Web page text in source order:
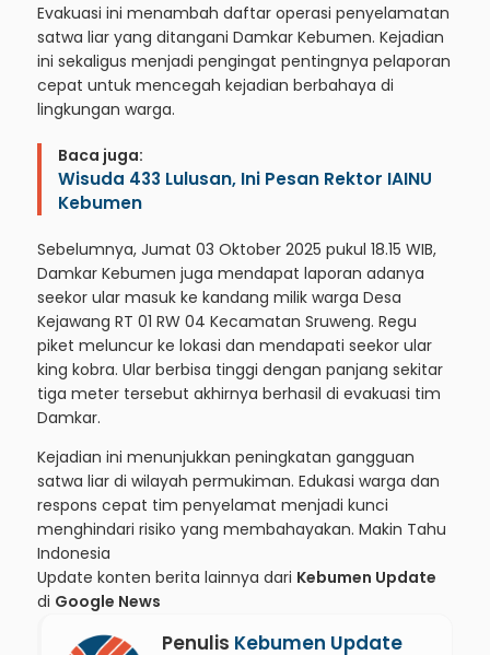
Evakuasi ini menambah daftar operasi penyelamatan
satwa liar yang ditangani Damkar Kebumen. Kejadian
ini sekaligus menjadi pengingat pentingnya pelaporan
cepat untuk mencegah kejadian berbahaya di
lingkungan warga.
Baca juga:
Wisuda 433 Lulusan, Ini Pesan Rektor IAINU
Kebumen
Sebelumnya, Jumat 03 Oktober 2025 pukul 18.15 WIB,
Damkar Kebumen juga mendapat laporan adanya
seekor ular masuk ke kandang milik warga Desa
Kejawang RT 01 RW 04 Kecamatan Sruweng. Regu
piket meluncur ke lokasi dan mendapati seekor ular
king kobra. Ular berbisa tinggi dengan panjang sekitar
tiga meter tersebut akhirnya berhasil di evakuasi tim
Damkar.
Kejadian ini menunjukkan peningkatan gangguan
satwa liar di wilayah permukiman. Edukasi warga dan
respons cepat tim penyelamat menjadi kunci
menghindari risiko yang membahayakan. Makin Tahu
Indonesia
Update konten berita lainnya dari Kebumen Update
di Google News
Penulis Kebumen Update